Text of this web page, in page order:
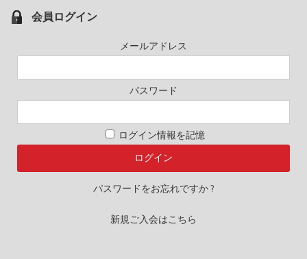
会員ログイン
メールアドレス
パスワード
ログイン情報を記憶
パスワードをお忘れですか ?
新規ご入会はこちら